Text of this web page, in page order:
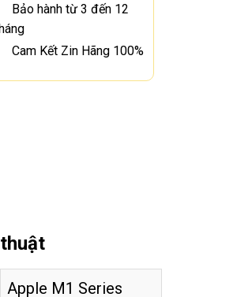
Bảo hành từ 3 đến 12
Cam Kết Zin Hãng 100%
Apple M1 Series